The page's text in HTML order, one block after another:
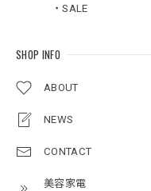
・SALE
SHOP INFO
ABOUT
NEWS
CONTACT
美容家電